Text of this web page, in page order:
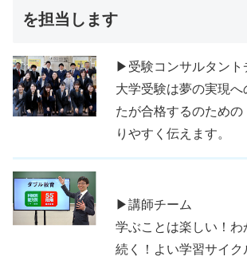
を担当します
▶受験コンサルタント
大学受験は夢の実現
たが合格するのため
りやすく伝えます。
▶講師チーム
学ぶことは楽しい！
続く！よい学習サイク